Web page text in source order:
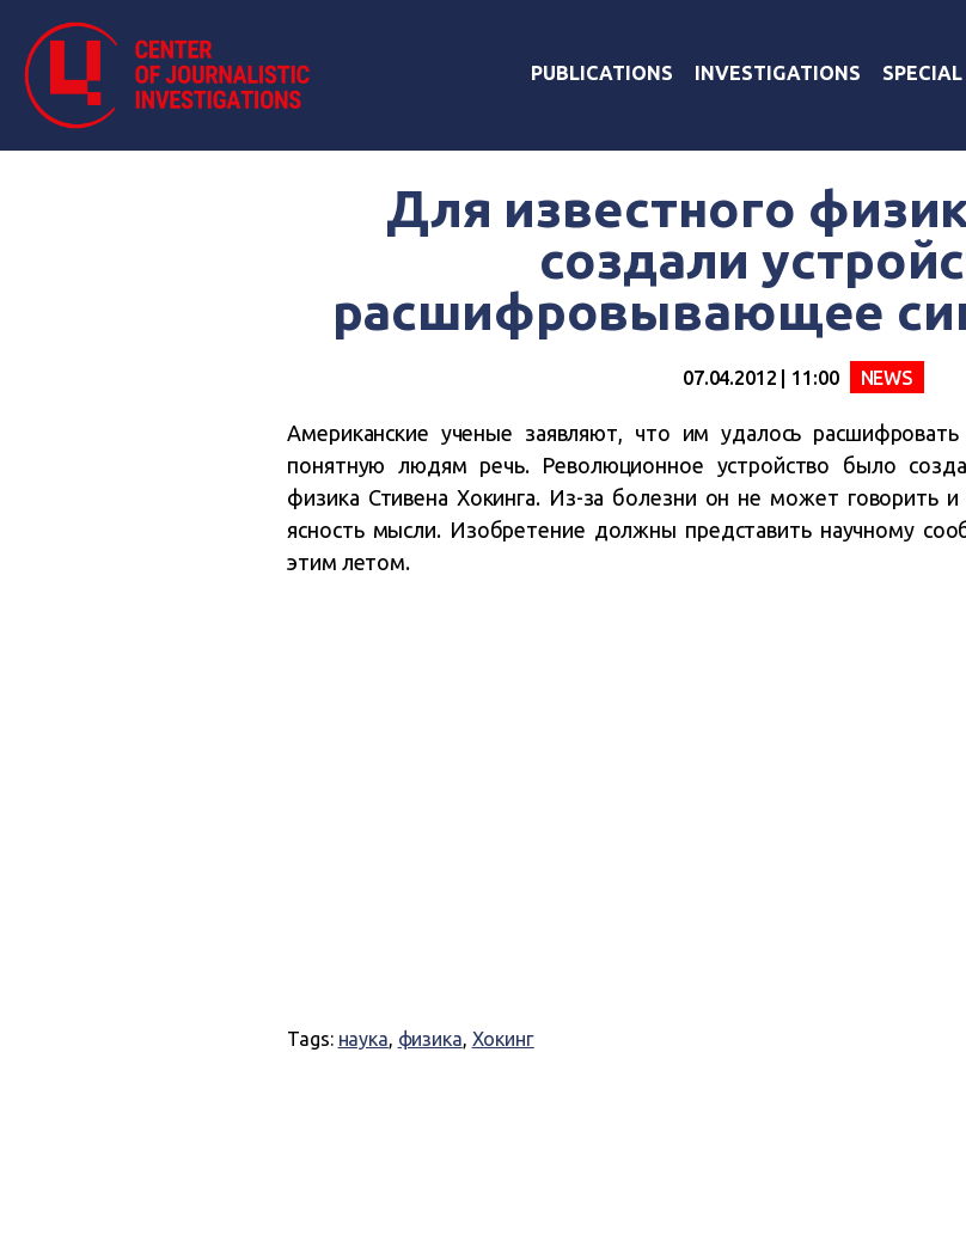
PUBLICATIONS INVESTIGATIONS
Для известного
создали
расшифровывающее
07.04.2012 | 11:00 NEWS
Американские ученые заявляют, что им удалось
понятную людям речь. Революционное устройство было
физика Стивена Хокинга. Из-за болезни он не может говорить и
ясность мысли. Изобретение должны представить научному
этим летом.
Tags: наука, физика, Хокинг